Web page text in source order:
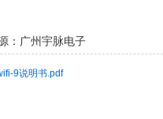
：广州宇脉电子
9说明书.pdf